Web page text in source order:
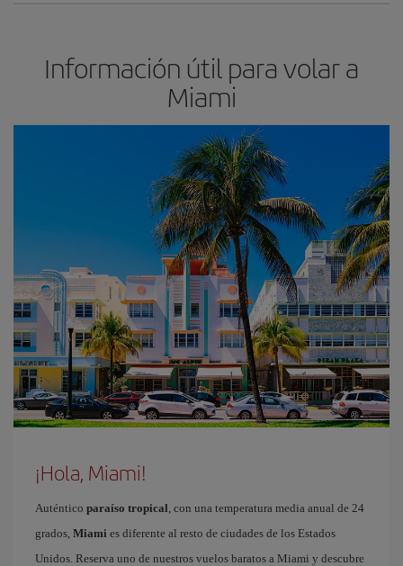
Información útil para volar a
Miami
¡Hola, Miami!
Auténtico paraíso tropical, con una temperatura media anual de 24
grados, Miami es diferente al resto de ciudades de los Estados
Unidos. Reserva uno de nuestros vuelos baratos a Miami y descubre